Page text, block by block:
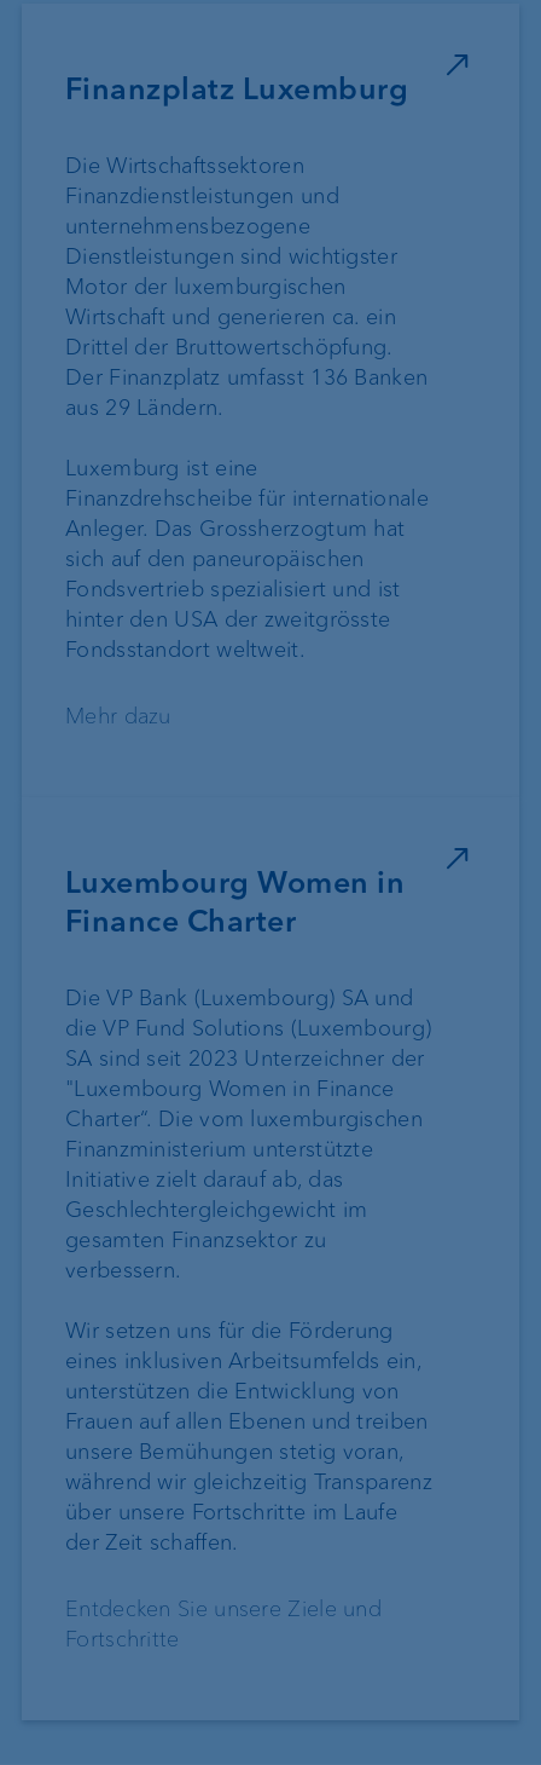
Finanzplatz Luxemburg
Die Wirtschaftssektoren
Finanzdienstleistungen und
unternehmensbezogene
Dienstleistungen sind wichtigster
Motor der luxemburgischen
Wirtschaft und generieren ca. ein
Drittel der Bruttowertschöpfung.
Der Finanzplatz umfasst 136 Banken
aus 29 Ländern.
Luxemburg ist eine
Finanzdrehscheibe für internationale
Anleger. Das Grossherzogtum hat
sich auf den paneuropäischen
Fondsvertrieb spezialisiert und ist
hinter den USA der zweitgrösste
Fondsstandort weltweit.
Mehr dazu
Luxembourg Women in
Finance Charter
Die VP Bank (Luxembourg) SA und
die VP Fund Solutions (Luxembourg)
SA sind seit 2023 Unterzeichner der
"Luxembourg Women in Finance
Charter“. Die vom luxemburgischen
Finanzministerium unterstützte
Initiative zielt darauf ab, das
Geschlechtergleichgewicht im
gesamten Finanzsektor zu
verbessern.
Wir setzen uns für die Förderung
eines inklusiven Arbeitsumfelds ein,
unterstützen die Entwicklung von
Frauen auf allen Ebenen und treiben
unsere Bemühungen stetig voran,
während wir gleichzeitig Transparenz
über unsere Fortschritte im Laufe
der Zeit schaffen.
Entdecken Sie unsere Ziele und
Fortschritte